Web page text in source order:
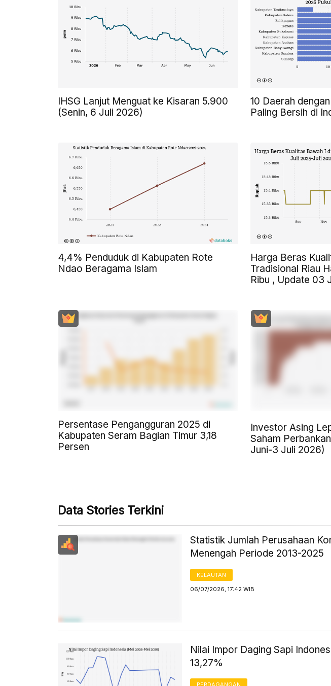
IHSG Lanjut Menguat ke Kisaran 5.900
(Senin, 6 Juli 2026)
10 Daerah
Paling Bersih di
4,4% Penduduk di Kabupaten Rote
Ndao Beragama Islam
Harga Beras
Tradisional Riau
Ribu , Update 03
Persentase Pengangguran 2025 di
Kabupaten Seram Bagian Timur 3,18
Persen
Investor Asing
Saham
Juni-3 Juli 2026)
Data Stories Terkini
Statistik Jumlah Perusahaan
Menengah Periode 2013-2025
KELAUTAN
06/07/2026, 17:42 WIB
Nilai Impor Daging Sapi
13,27%